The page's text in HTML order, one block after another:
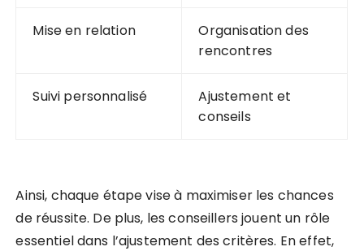
Mise en relation
Organisation des
rencontres
Suivi personnalisé
Ajustement et
conseils
Ainsi, chaque étape vise à maximiser les chances
de réussite. De plus, les conseillers jouent un rôle
essentiel dans l’ajustement des critères. En effet,